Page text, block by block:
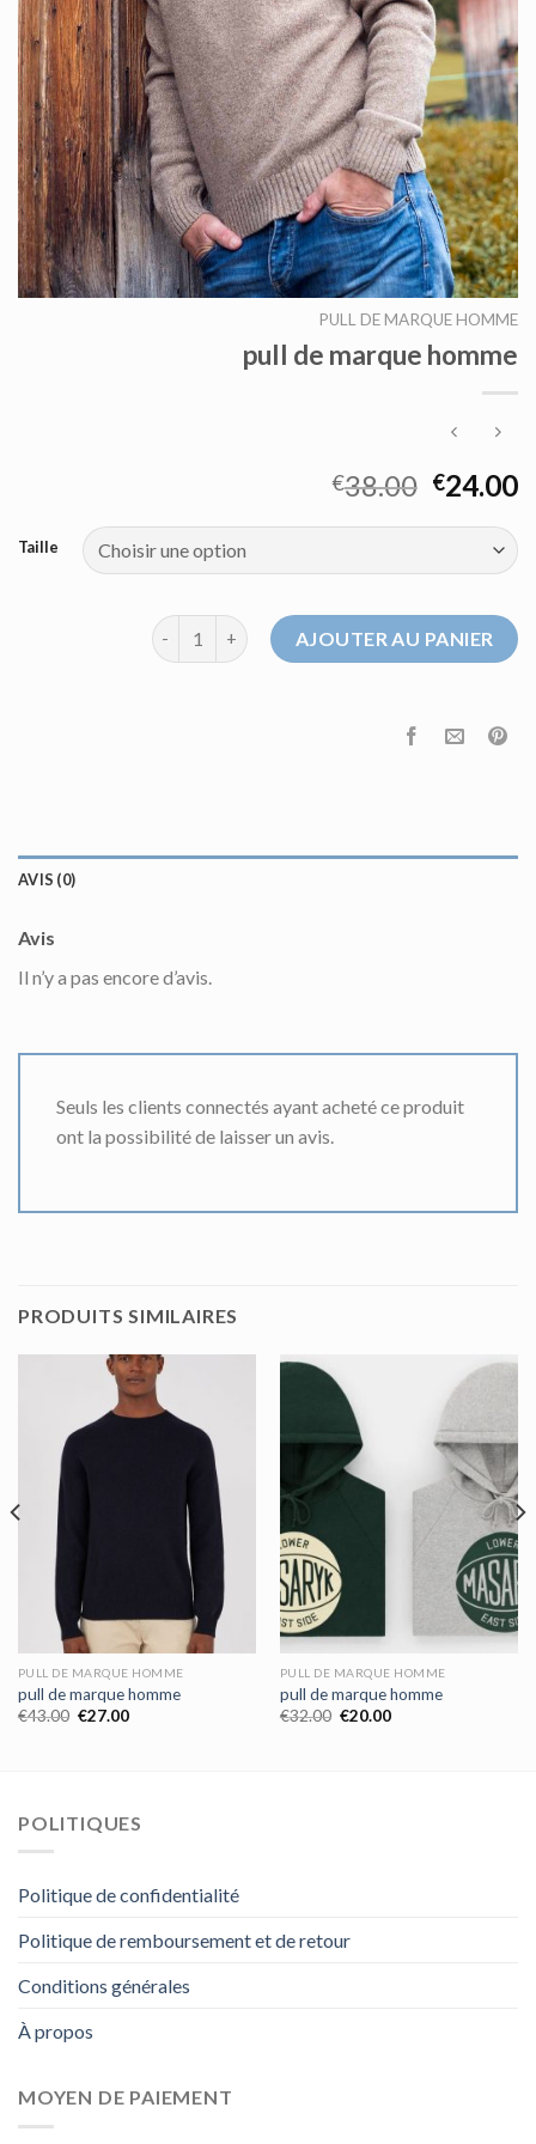
PULL DE MARQUE HOMME
pull de marque homme
€38.00 €24.00
Taille
quantité de pull de marque homme
AJOUTER AU PANIER
AVIS (0)
Avis
Il n’y a pas encore d’avis.
Seuls les clients connectés ayant acheté ce produit
ont la possibilité de laisser un avis.
PRODUITS SIMILAIRES
PULL DE MARQUE HOMME
pull de marque homme
€43.00 €27.00
PULL DE MARQUE HOMME
pull de marque homme
€32.00 €20.00
POLITIQUES
Politique de confidentialité
Politique de remboursement et de retour
Conditions générales
À propos
MOYEN DE PAIEMENT